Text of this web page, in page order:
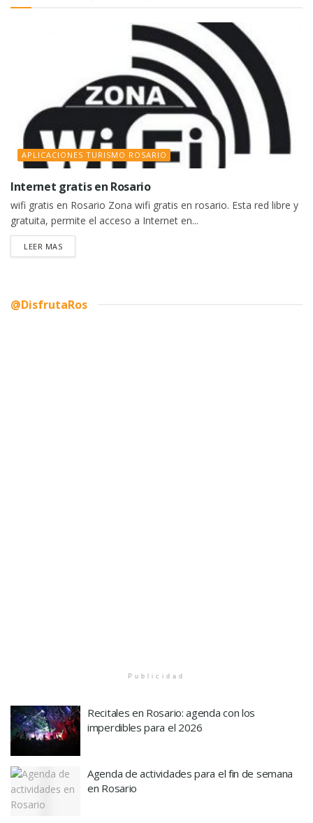
APLICACIONES TURISMO ROSARIO
Internet gratis en Rosario
wifi gratis en Rosario Zona wifi gratis en rosario. Esta red libre y
gratuita, permite el acceso a Internet en...
LEER MASDETAILS
@DisfrutaRos
Publicidad
Recitales en Rosario: agenda con los
imperdibles para el 2026
Agenda de actividades para el fin de semana
en Rosario